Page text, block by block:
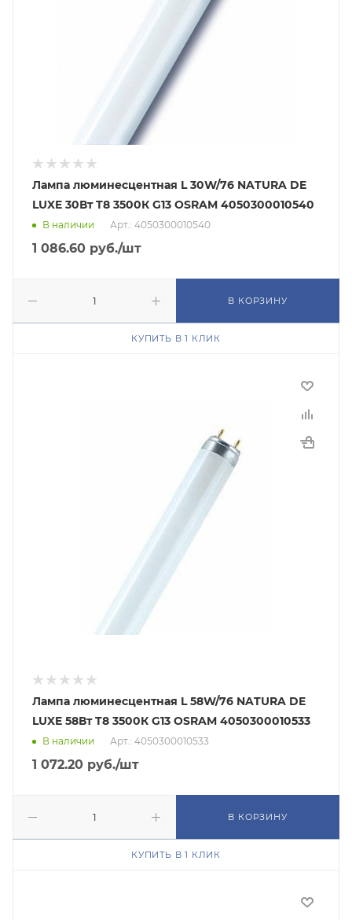
Лампа люминесцентная L 30W/76 NATURA DE
LUXE 30Вт T8 3500К G13 OSRAM 4050300010540
В наличии Арт.: 4050300010540
1 086.60 руб./шт
В КОРЗИНУ
КУПИТЬ В 1 КЛИК
Лампа люминесцентная L 58W/76 NATURA DE
LUXE 58Вт T8 3500К G13 OSRAM 4050300010533
В наличии Арт.: 4050300010533
1 072.20 руб./шт
В КОРЗИНУ
КУПИТЬ В 1 КЛИК